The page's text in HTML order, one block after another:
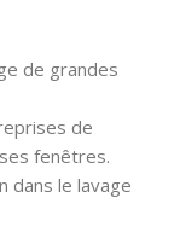
de grandes
de
fenêtres.
dans le lavage